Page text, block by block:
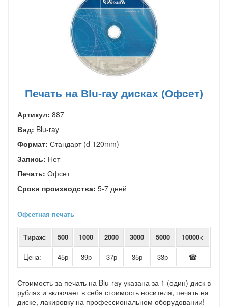
Печать на Blu-ray дисках (Офсет)
Артикул: 887
Вид: Blu-ray
Формат: Стандарт (d 120mm)
Запись: Нет
Печать: Офсет
Сроки производства: 5-7 дней
Офсетная печать
Тираж: 500 1000 2000 3000 5000 10000<
Цена: 45р 39р 37р 35р 33р ☎
Стоимость за печать на Blu-ray указана за 1 (один) диск в
рублях и включает в себя стоимость носителя, печать на
диске, лакировку на профессиональном оборудовании!